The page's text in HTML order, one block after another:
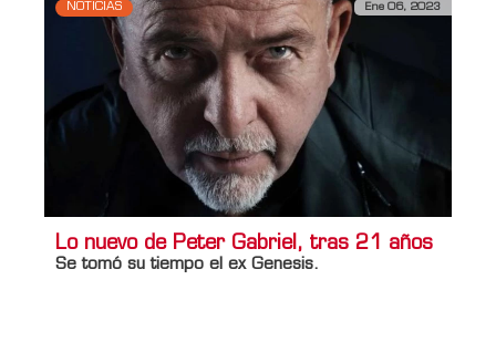
NOTICIAS Ene 06, 2023
Lo nuevo de Peter Gabriel, tras 21 años
Se tomó su tiempo el ex Genesis.